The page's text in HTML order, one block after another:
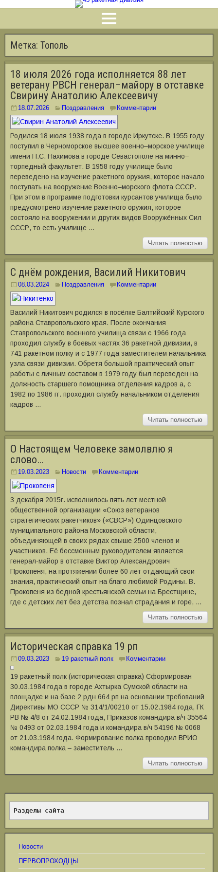
Метка: Тополь
18 июля 2026 года исполняется 88 лет
ветерану РВСН генерал–майору в отставке
Свирину Анатолию Алексеевичу
18.07.2026 Поздравления Комментарии
Родился 18 июля 1938 года в городе Иркутске. В 1955 году
поступил в Черноморское высшее военно–морское училище
имени П.С. Нахимова в городе Севастополе на минно–
торпедный факультет. В 1958 году училище было
переведено на изучение ракетного оружия, которое начало
поступать на вооружение Военно–морского флота СССР.
При этом в программе подготовки курсантов училища было
предусмотрено изучение ракетного оружия, которое
состояло на вооружении и других видов Вооружённых Сил
СССР, то есть училище …
Читать полностью
С днём рождения, Василий Никитович
08.03.2024 Поздравления Комментарии
Василий Никитович родился в посёлке Балтийский Курского
района Ставропольского края. После окончания
Ставропольского военного училища связи с 1966 года
проходил службу в боевых частях 36 ракетной дивизии, в
741 ракетном полку и с 1977 года заместителем начальника
узла связи дивизии. Обретя большой практический опыт
работы с личным составом в 1979 году был переведен на
должность старшего помощника отделения кадров а, с
1982 по 1986 гг. проходил службу начальником отделения
кадров …
Читать полностью
О Настоящем Человеке замолвлю я
слово…
19.03.2023 Новости Комментарии
3 декабря 2015г. исполнилось пять лет местной
общественной организации «Союз ветеранов
стратегических ракетчиков» («СВСР») Одинцовского
муниципального района Московской области,
объединяющей в своих рядах свыше 2500 членов и
участников. Её бессменным руководителем является
генерал-майор в отставке Виктор Александрович
Прокопеня, на протяжении более 60 лет отдающий свои
знания, практический опыт на благо любимой Родины. В.
Прокопеня из бедной крестьянской семьи на Брестщине,
где с детских лет без детства познал страдания и горе, …
Читать полностью
Историческая справка 19 рп
09.03.2023 19 ракетный полк Комментарии
19 ракетный полк (историческая справка) Сформирован
30.03.1984 года в городе Ахтырка Сумской области на
площадке и на базе 2 рдн 664 рп на основании требований
Директивы МО СССР № 314/1/00210 от 15.02.1984 года, ГК
РВ № 4/8 от 24.02.1984 года, Приказов командира в/ч 35564
№ 0493 от 02.03.1984 года и командира в/ч 54196 № 0068
от 21.03.1984 года. Формирование полка проводил ВРИО
командира полка ‒ заместитель …
Читать полностью
Разделы сайта
Новости
ПЕРВОПРОХОДЦЫ